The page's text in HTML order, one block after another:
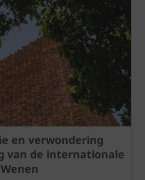
en verwondering
van de internationale